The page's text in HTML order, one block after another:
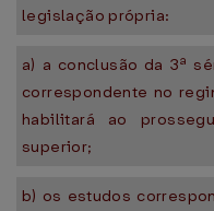
legislação própria:
a) a conclusão da 3ª
correspondente no
habilitará ao
superior;
b) os estudos